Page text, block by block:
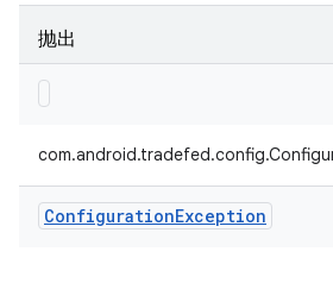
抛出
ConfigurationException